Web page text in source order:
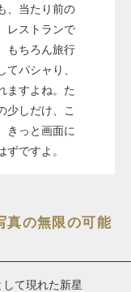
、当たり前の
レストランで
もちろん旅行
パシャり、
ますよね。た
少しだけ、こ
きっと画面に
ですよ。
真の無限の可能
て現れた新星